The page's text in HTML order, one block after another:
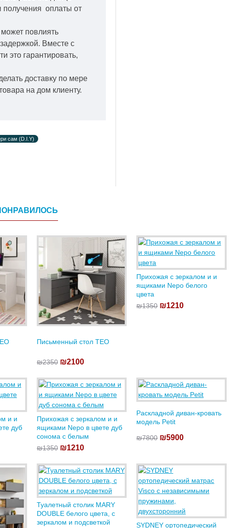
получения оплаты от
повлиять
Вместе с
это гарантировать,
доставку по мере
на дом клиенту.
сам (D.I.Y)
Письменный стол TEO
₪2350 ₪2100
Прихожая с зеркалом и и
ящиками Nepo белого
цвета
₪1350 ₪1210
и и
дуб
Прихожая с зеркалом и и
ящиками Nepo в цвете дуб
сонома с белым
₪1350 ₪1210
Раскладной диван-кровать
модель Petit
₪7800 ₪5900
Туалетный столик MARY
DOUBLE белого цвета, с
зеркалом и подсветкой
SYDNEY ортопедический